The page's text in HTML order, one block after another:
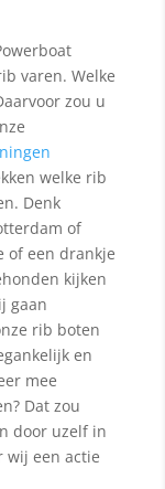
varen. Welke
zou u
welke rib
Denk
of
of een drankje
kijken
gaan
rib boten
en
mee
Dat zou
door uzelf in
wij een actie